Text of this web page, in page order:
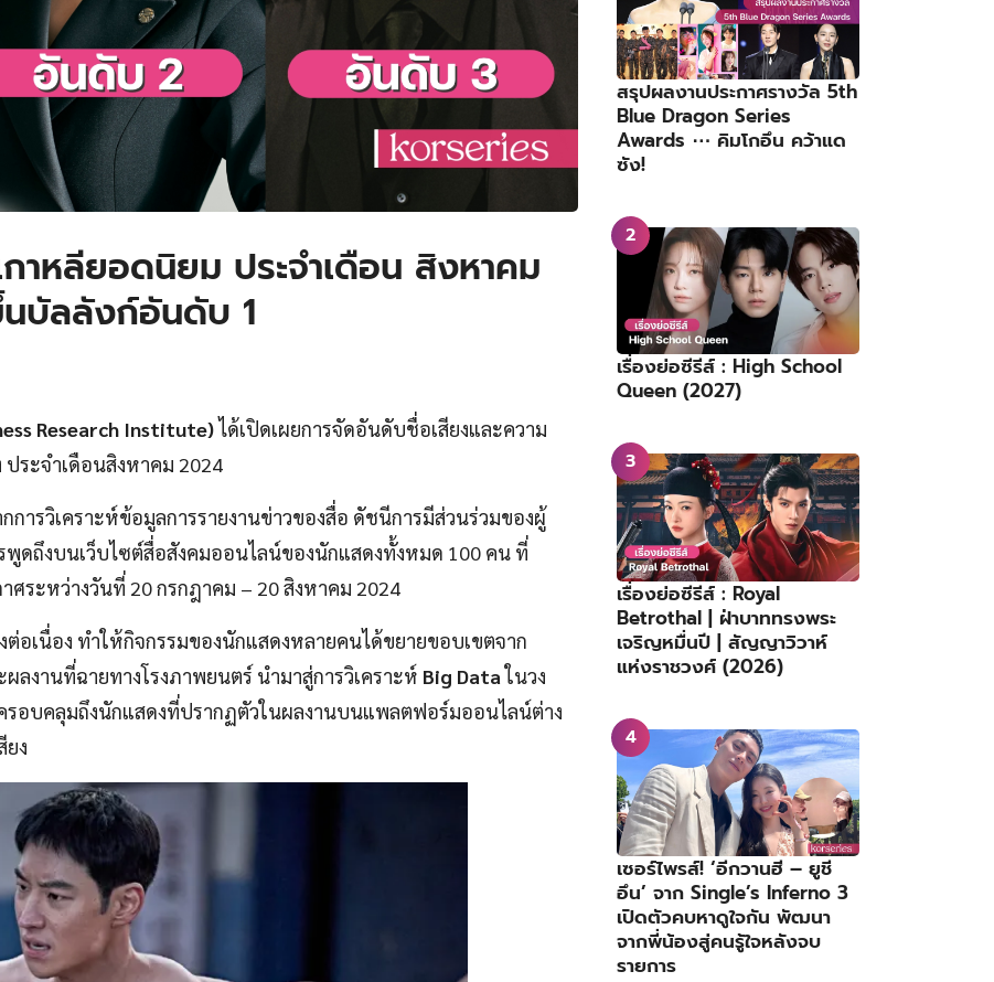
หลียอดนิยม ประจำเดือน สิงหาคม
บัลลังก์อันดับ 1
Research Institute)ได้เปิดเผยการจัดอันดับชื่อเสียงและความ
ระจำเดือนสิงหาคม 2024
ารวิเคราะห์ข้อมูลการรายงานข่าวของสื่อ ดัชนีการมีส่วนร่วมของผู้
พูดถึงบนเว็บไซต์สื่อสังคมออนไลน์ของนักแสดงทั้งหมด 100 คน ที่
ระหว่างวันที่ 20 กรกฎาคม – 20 สิงหาคม 2024
อเนื่อง ทำให้กิจกรรมของนักแสดงหลายคนได้ขยายขอบเขตจาก
งานที่ฉายทางโรงภาพยนตร์ นำมาสู่การวิเคราะห์ Big Dataในวง
รอบคลุมถึงนักแสดงที่ปรากฏตัวในผลงานบนแพลตฟอร์มออนไลน์ต่าง
ง
สรุปผลงานประกาศรางวัล 5th
Blue Dragon Series
Awards ⋯ คิมโกอึน คว้าแด
ซัง!
เรื่องย่อซีรีส์ : High School
Queen (2027)
เรื่องย่อซีรีส์ : Royal
Betrothal | ฝ่าบาททรงพระ
เจริญหมื่นปี | สัญญาวิวาห์
แห่งราชวงศ์ (2026)
เซอร์ไพรส์! ‘อีกวานฮี – ยูชี
อึน’ จาก Single’s Inferno 3
เปิดตัวคบหาดูใจกัน พัฒนา
จากพี่น้องสู่คนรู้ใจหลังจบ
รายการ